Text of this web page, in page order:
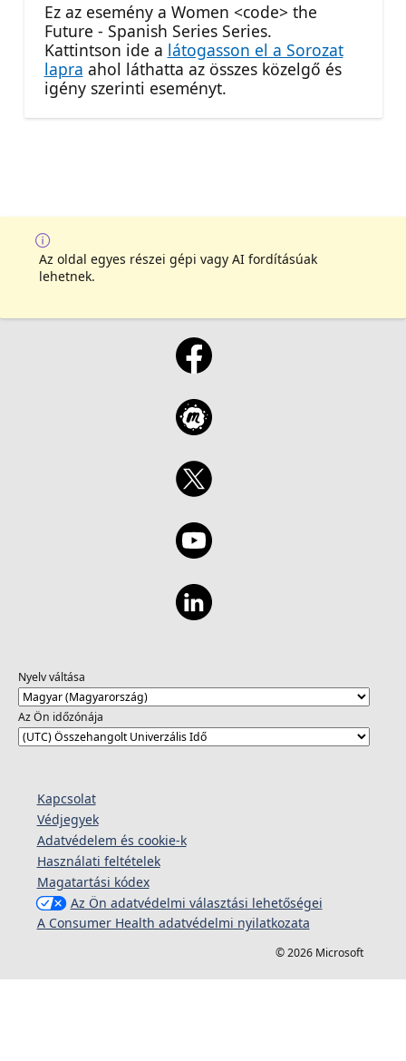
Ez az esemény a Women <code> the
Future - Spanish Series Series.
Kattintson ide a látogasson el a Sorozat
lapra ahol láthatta az összes közelgő és
igény szerinti eseményt.
Az oldal egyes részei gépi vagy AI fordításúak
lehetnek.
Nyelv váltása
Az Ön időzónája
Kapcsolat
Védjegyek
Adatvédelem és cookie-k
Használati feltételek
Magatartási kódex
Az Ön adatvédelmi választási lehetőségei
A Consumer Health adatvédelmi nyilatkozata
© 2026 Microsoft